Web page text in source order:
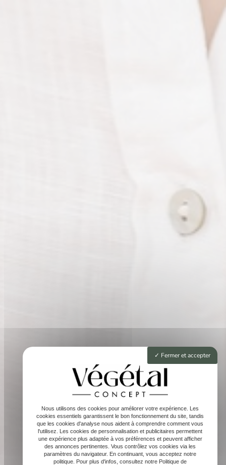
Fermer et accepter
Nous utilisons des cookies pour améliorer votre expérience. Les
cookies essentiels garantissent le bon fonctionnement du site, tandis
que les cookies d'analyse nous aident à comprendre comment vous
l'utilisez. Les cookies de personnalisation et publicitaires permettent
une expérience plus adaptée à vos préférences et peuvent afficher
des annonces pertinentes. Vous contrôlez vos cookies via les
paramètres du navigateur. En continuant, vous acceptez notre
politique. Pour plus d'infos, consultez notre Politique de